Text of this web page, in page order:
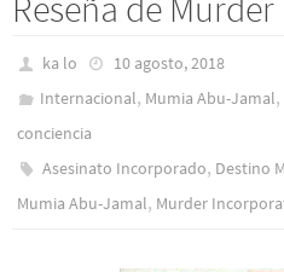
ka lo
10 agosto, 2018
Internacional, Mumia Abu-Jamal,
conciencia
Asesinato Incorporado, Destino
Mumia Abu-Jamal, Murder